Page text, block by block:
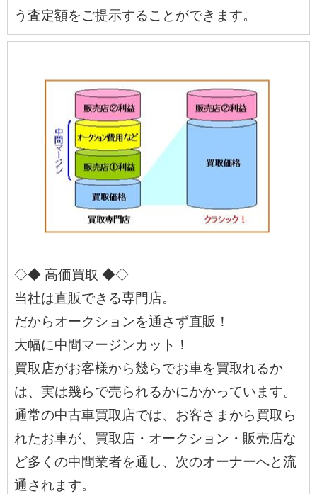
う査定額をご提示することができます。
◇◆ 高価買取 ◆◇
当社は直販できる専門店。
だからオークションを通さず直販！
大幅に中間マージンカット！
買取店がお客様から幾らでお車を買取れるか
は、実は幾らで売られるかにかかっています。
通常の中古車買取店では、お客さまから買取ら
れたお車が、買取店・オークション・販売店な
ど多くの中間業者を通し、次のオーナーへと流
通されます。